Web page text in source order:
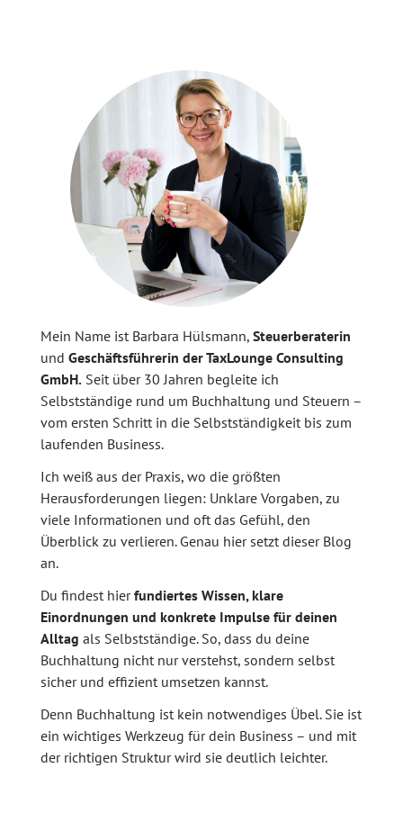
Mein Name ist Barbara Hülsmann, Steuerberaterin
und Geschäftsführerin der TaxLounge Consulting
GmbH.Seit über 30 Jahren begleite ich
Selbstständige rund um Buchhaltung und Steuern –
vom ersten Schritt in die Selbstständigkeit bis zum
laufenden Business.
Ich weiß aus der Praxis, wo die größten
Herausforderungen liegen: Unklare Vorgaben, zu
viele Informationen und oft das Gefühl, den
Überblick zu verlieren. Genau hier setzt dieser Blog
an.
Du findest hierfundiertes Wissen, klare
Einordnungen und konkrete Impulse für deinen
Alltag als Selbstständige. So, dass du deine
Buchhaltung nicht nur verstehst, sondern selbst
sicher und effizient umsetzen kannst.
Denn Buchhaltung ist kein notwendiges Übel. Sie ist
ein wichtiges Werkzeug für dein Business – und mit
der richtigen Struktur wird sie deutlich leichter.